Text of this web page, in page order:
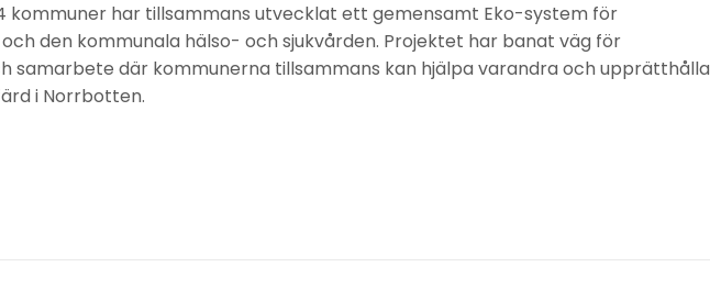
kommuner har tillsammans utvecklat ett gemensamt Eko-system för
den kommunala hälso- och sjukvården. Projektet har banat väg för
samarbete där kommunerna tillsammans kan hjälpa varandra och upprätthålla
i Norrbotten.